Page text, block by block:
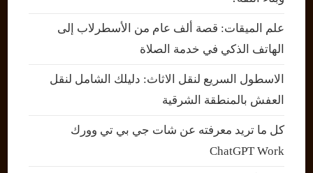
علم الميقات: قصة ألف عام من الأسطرلاب إلى
الهاتف الذكي في خدمة الصلاة
الاسطول السريع لنقل الاثاث: دليلك الشامل لنقل
العفش بالمنطقة الشرقية
كل ما تريد معرفته عن شات جي بي تي وورك
ChatGPT Work